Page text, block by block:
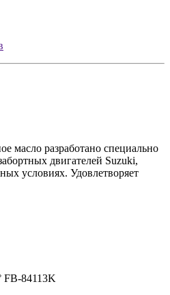
масло разработано специально
двигателей Suzuki,
условиях. Удовлетворяет
FB-84113K